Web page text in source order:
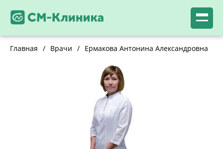
Главная / Врачи / Ермакова Антонина Александровна